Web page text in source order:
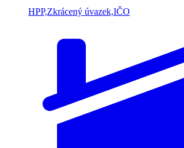
HPP,Zkrácený úvazek,IČO